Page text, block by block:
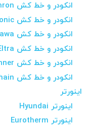
انکودر و خط کش Omron
انکودر و خط کش Trelectronic
انکودر و خط کش Tamagawa
انکودر و خط کش Eltra
انکودر و خط کش Hohner
انکودر و خط کش Heidenhain
اینورتر
اینورتر Hyundai
اینورتر Eurotherm